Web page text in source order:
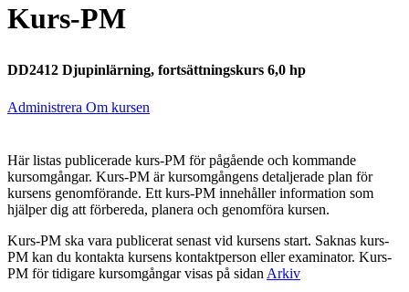
Kurs-PM
DD2412 Djupinlärning, fortsättningskurs 6,0 hp
Administrera Om kursen
Här listas publicerade kurs-PM för pågående och kommande
kursomgångar. Kurs-PM är kursomgångens detaljerade plan för
kursens genomförande. Ett kurs-PM innehåller information som
hjälper dig att förbereda, planera och genomföra kursen.
Kurs-PM ska vara publicerat senast vid kursens start. Saknas kurs-
PM kan du kontakta kursens kontaktperson eller examinator. Kurs-
PM för tidigare kursomgångar visas på sidan Arkiv